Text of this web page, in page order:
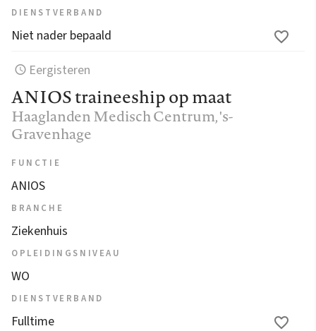
DIENSTVERBAND
Niet nader bepaald
Eergisteren
ANIOS traineeship op maat
Haaglanden Medisch Centrum, 's-
Gravenhage
FUNCTIE
ANIOS
BRANCHE
Ziekenhuis
OPLEIDINGSNIVEAU
WO
DIENSTVERBAND
Fulltime